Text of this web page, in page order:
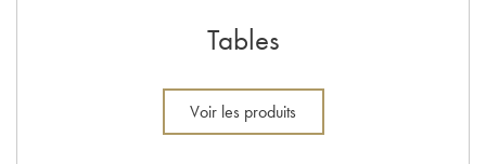
Tables
Voir les produits